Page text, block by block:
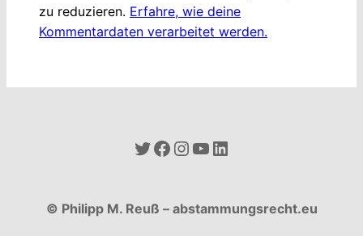
zu reduzieren. Erfahre, wie deine
Kommentardaten verarbeitet werden.
Twitter
Facebook
Instagram
YouTube
LinkedIn
© Philipp M. Reuß – abstammungsrecht.eu